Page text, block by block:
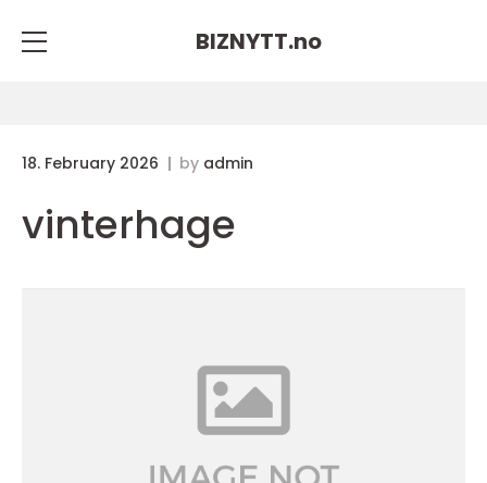
BIZNYTT.no
18. February 2026 by admin
vinterhage